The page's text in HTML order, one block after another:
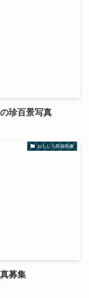
珍百景写真
おもしろ投稿画像
募集